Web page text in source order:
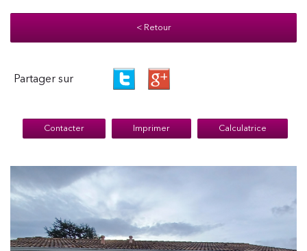
< Retour
Partager sur
Contacter Imprimer Calculatrice